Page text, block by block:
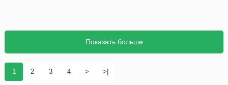
1 2 3 4 > >|
Показать больше